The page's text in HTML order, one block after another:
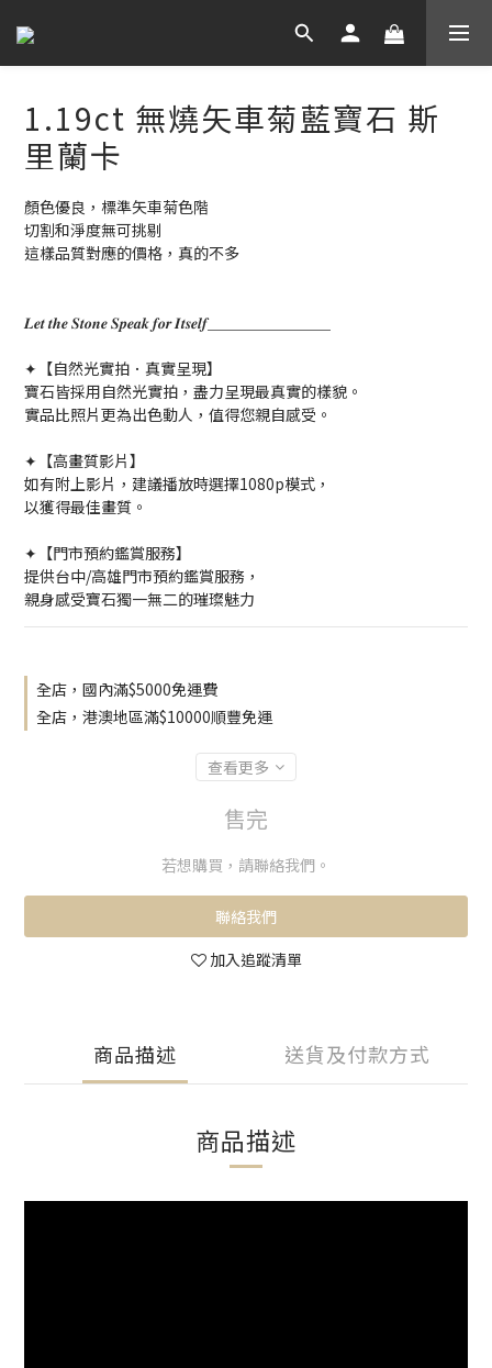
1.19ct 無燒矢車菊藍寶石 斯
里蘭卡
顏色優良，標準矢車菊色階
切割和淨度無可挑剔
這樣品質對應的價格，真的不多
𝑳𝒆𝒕 𝒕𝒉𝒆 𝑺𝒕𝒐𝒏𝒆 𝑺𝒑𝒆𝒂𝒌 𝒇𝒐𝒓 𝑰𝒕𝒔𝒆𝒍𝒇＿＿＿＿＿＿＿＿
✦【自然光實拍．真實呈現】
寶石皆採用自然光實拍，盡力呈現最真實的樣貌。
實品比照片更為出色動人，值得您親自感受。
✦【高畫質影片】
如有附上影片，建議播放時選擇1080p模式，
以獲得最佳畫質。
✦【門市預約鑑賞服務】
提供台中/高雄門市預約鑑賞服務，
親身感受寶石獨一無二的璀璨魅力
全店，國內滿$5000免運費
全店，港澳地區滿$10000順豐免運
查看更多
售完
若想購買，請聯絡我們。
聯絡我們
加入追蹤清單
商品描述 送貨及付款方式
商品描述